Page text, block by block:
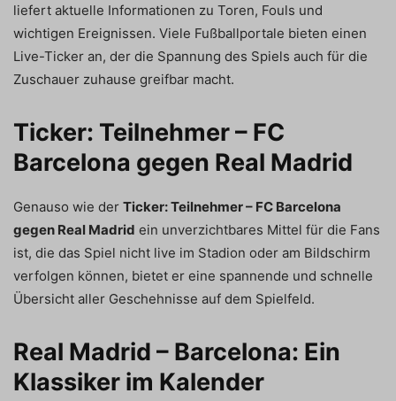
liefert aktuelle Informationen zu Toren, Fouls und
wichtigen Ereignissen. Viele Fußballportale bieten einen
Live-Ticker an, der die Spannung des Spiels auch für die
Zuschauer zuhause greifbar macht.
Ticker: Teilnehmer – FC
Barcelona gegen Real Madrid
Genauso wie der Ticker: Teilnehmer – FC Barcelona
gegen Real Madrid ein unverzichtbares Mittel für die Fans
ist, die das Spiel nicht live im Stadion oder am Bildschirm
verfolgen können, bietet er eine spannende und schnelle
Übersicht aller Geschehnisse auf dem Spielfeld.
Real Madrid – Barcelona: Ein
Klassiker im Kalender